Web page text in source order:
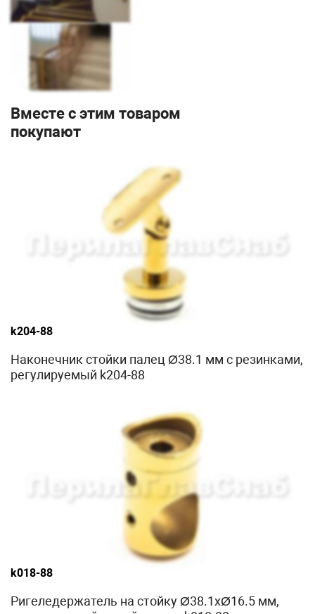
Вместе с этим товаром
покупают
k204-88
Наконечник стойки палец Ø38.1 мм с резинками,
регулируемый k204-88
k018-88
Ригеледержатель на стойку Ø38.1хØ16.5 мм,